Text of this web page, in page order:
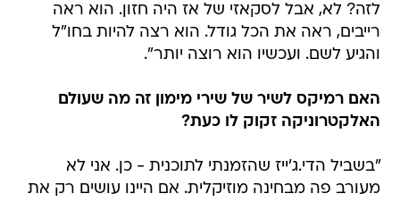
לזה? לא, אבל לסקאזי של אז היה חזון. הוא ראה
רייבים, ראה את הכל גודל. הוא רצה להיות בחו"ל
והגיע לשם. ועכשיו הוא רוצה יותר".
האם רמיקס לשיר של שירי מימון זה מה שעולם
האלקטרוניקה זקוק לו כעת?
"בשביל הדי.ג'ייז שהזמנתי לתוכנית - כן. אני לא
מעורב פה מבחינה מוזיקלית. אם היינו עושים רק את